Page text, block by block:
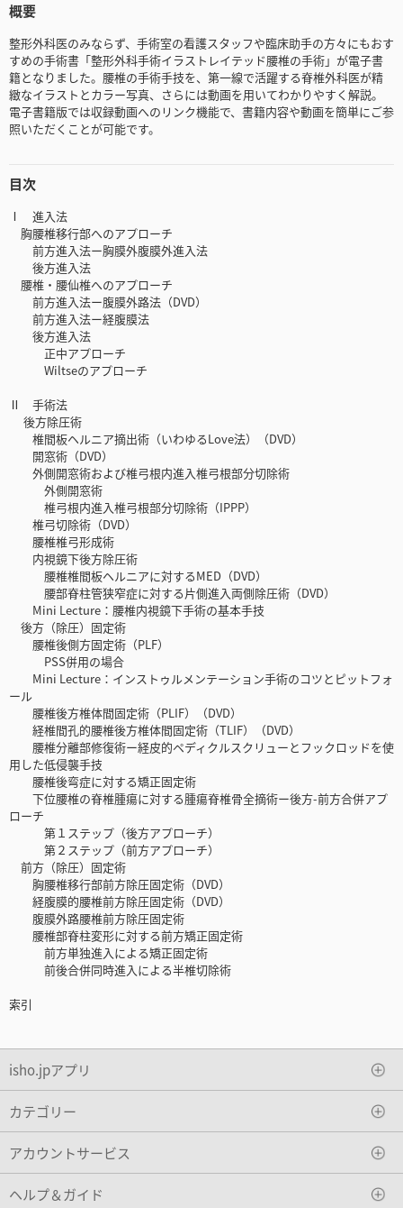
概要
整形外科医のみならず、手術室の看護スタッフや臨床助手の方々にもおす
すめの手術書「整形外科手術イラストレイテッド腰椎の手術」が電子書
籍となりました。腰椎の手術手技を、第一線で活躍する脊椎外科医が精
緻なイラストとカラー写真、さらには動画を用いてわかりやすく解説。
電子書籍版では収録動画へのリンク機能で、書籍内容や動画を簡単にご参
照いただくことが可能です。
目次
Ⅰ 進入法
胸腰椎移行部へのアプローチ
前方進入法ー胸膜外腹膜外進入法
後方進入法
腰椎・腰仙椎へのアプローチ
前方進入法ー腹膜外路法（DVD）
前方進入法ー経腹膜法
後方進入法
正中アプローチ
Wiltseのアプローチ
Ⅱ 手術法
後方除圧術
椎間板ヘルニア摘出術（いわゆるLove法）（DVD）
開窓術（DVD）
外側開窓術および椎弓根内進入椎弓根部分切除術
外側開窓術
椎弓根内進入椎弓根部分切除術（IPPP）
椎弓切除術（DVD）
腰椎椎弓形成術
内視鏡下後方除圧術
腰椎椎間板ヘルニアに対するMED（DVD）
腰部脊柱管狭窄症に対する片側進入両側除圧術（DVD）
Mini Lecture：腰椎内視鏡下手術の基本手技
後方（除圧）固定術
腰椎後側方固定術（PLF）
PSS併用の場合
Mini Lecture：インストゥルメンテーション手術のコツとピットフォ
ール
腰椎後方椎体間固定術（PLIF）（DVD）
経椎間孔的腰椎後方椎体間固定術（TLIF）（DVD）
腰椎分離部修復術ー経皮的ペディクルスクリューとフックロッドを使
用した低侵襲手技
腰椎後弯症に対する矯正固定術
下位腰椎の脊椎腫瘍に対する腫瘍脊椎骨全摘術ー後方-前方合併アプ
ローチ
第１ステップ（後方アプローチ）
第２ステップ（前方アプローチ）
前方（除圧）固定術
胸腰椎移行部前方除圧固定術（DVD）
経腹膜的腰椎前方除圧固定術（DVD）
腹膜外路腰椎前方除圧固定術
腰椎部脊柱変形に対する前方矯正固定術
前方単独進入による矯正固定術
前後合併同時進入による半椎切除術
索引
isho.jpアプリ
カテゴリー
アカウントサービス
ヘルプ＆ガイド